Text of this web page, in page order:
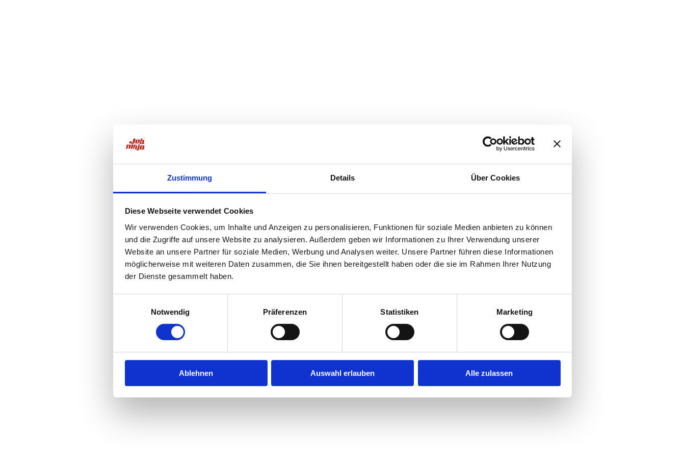
Zustimmung Details Über Cookies
Diese Webseite verwendet Cookies
Wir verwenden Cookies, um Inhalte und Anzeigen zu personalisieren, Funktionen für soziale Medien anbieten zu können
und die Zugriffe auf unsere Website zu analysieren. Außerdem geben wir Informationen zu Ihrer Verwendung unserer
Website an unsere Partner für soziale Medien, Werbung und Analysen weiter. Unsere Partner führen diese Informationen
möglicherweise mit weiteren Daten zusammen, die Sie ihnen bereitgestellt haben oder die sie im Rahmen Ihrer Nutzung
der Dienste gesammelt haben.
Notwendig
Präferenzen Statistiken Marketing
Ablehnen Auswahl erlauben Alle zulassen
Application error: aclient-side exception has occurred while loadingjobninja.com(see the browser consolefor more information).